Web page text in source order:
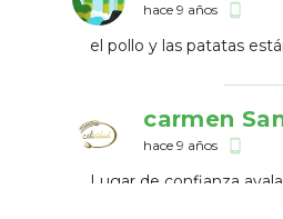
hace 9 años phone_android
el pollo y las patatas
carmen
hace 9 años phone_android
Lugar de confianza